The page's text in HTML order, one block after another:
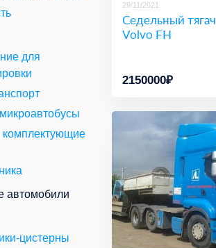
для
автомобили
цистерны
29/11/2021
Седельный тягач
Volvo FH
2150000₽